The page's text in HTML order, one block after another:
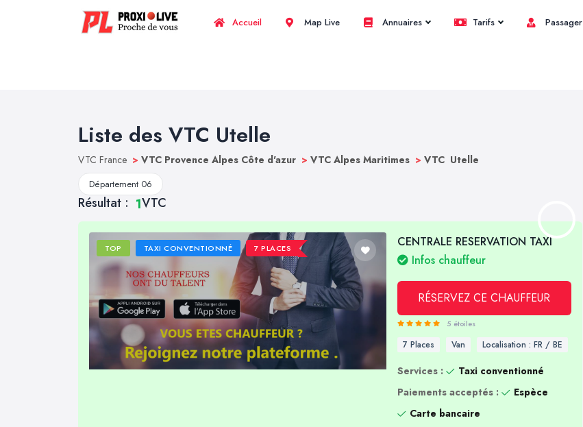
Accueil Map Live Annuaires Tarifs Passager
Liste des VTC Utelle
VTC France > VTC Provence Alpes Côte d'azur > VTC Alpes Maritimes > VTC Utelle
Département 06
Résultat : 1VTC
TOP TAXI CONVENTIONNÉ 7 PLACES
CENTRALE RESERVATION TAXI
Infos chauffeur
RÉSERVEZ CE CHAUFFEUR
5 étoiles
7 Places Van Localisation : FR / BE
Services :
Taxi conventionné
Paiements acceptés :
Espèce
Carte bancaire